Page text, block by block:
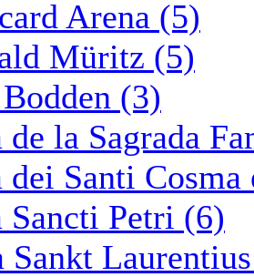
Arena (5)
Müritz (5)
(3)
la Sagrada
Santi
Sancti Petri (6)
Sankt